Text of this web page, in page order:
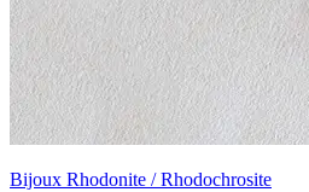
Bijoux Rhodonite / Rhodochrosite